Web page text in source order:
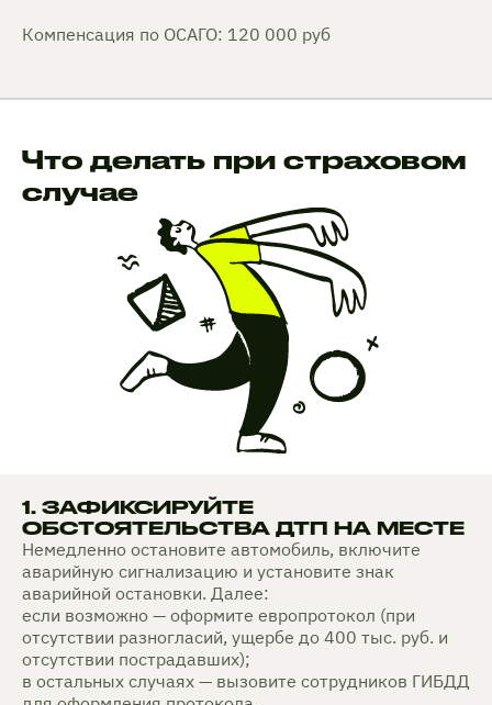
Компенсация по ОСАГО: 120 000 руб
Что делать при страховом
случае
1. ЗАФИКСИРУЙТЕ
ОБСТОЯТЕЛЬСТВА ДТП НА МЕСТЕ
Немедленно остановите автомобиль, включите
аварийную сигнализацию и установите знак
аварийной остановки. Далее:
если возможно — оформите европротокол (при
отсутствии разногласий, ущербе до 400 тыс. руб. и
отсутствии пострадавших);
в остальных случаях — вызовите сотрудников ГИБДД